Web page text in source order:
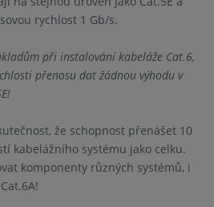
rychlost 1 Gb/s.
při instalování kabeláže Cat.6,
přenosu dat žádnou výhodu v
že schopnost přenášet 10
kabelážního systému jako celku.
komponenty různých systémů, i